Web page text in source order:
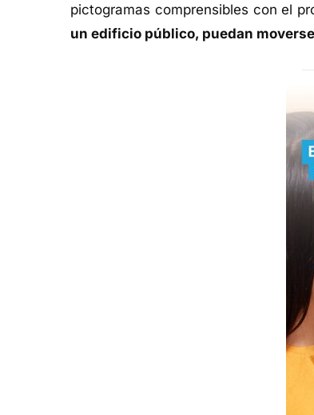
pictogramas comprensibles con el
un edificio público, puedan